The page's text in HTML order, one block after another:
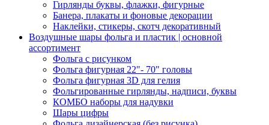
Гирлянды буквы, флажки, фигурные
Банера, плакаты и фоновые декорации
Наклейки, стикеры, скотч декоративный
Воздушные шары фольга и пластик | основной
ассортимент
Фольга с рисунком
Фольга фигурная 22"- 70" головы
Фольга фигурная 3D для гелия
Фольгированные гирлянды, надписи, буквы
КОМБО наборы для надувки
Шары цифры